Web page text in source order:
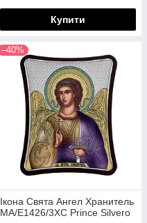
Купити
–40%
Ікона Свята Ангел Хранитель
MA/E1426/3XC Prince Silvero